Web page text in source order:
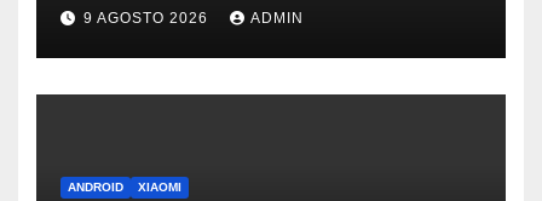
9 AGOSTO 2026 ADMIN
ANDROID XIAOMI